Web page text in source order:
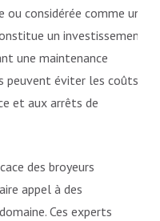
considérée comme une
un investissement
une maintenance
peuvent éviter les coûts
et aux arrêts de
des broyeurs
appel à des
Ces experts